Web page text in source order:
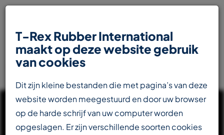
T-Rex Rubber International
maakt op deze website gebruik
van cookies
Dit zijn kleine bestanden die met pagina’s van deze
website worden meegestuurd en door uw browser
op de harde schrijf van uw computer worden
opgeslagen. Er zijn verschillende soorten cookies